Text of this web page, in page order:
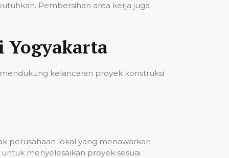
Pembersihan area kerja juga
Yogyakarta
kelancaran proyek konstruksi
perusahaan lokal yang menawarkan
menyelesaikan proyek sesuai